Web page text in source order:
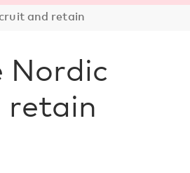
and retain
Nordic
retain